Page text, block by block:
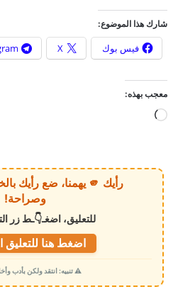
شارك هذا الموضوع:
فيس بوك X
معجب بهذه:
ي
م
ي
رأيك 🫵 يهمنا، ضع
وصراحة!
للتعليق، اضغـ👇ـط زر
اضغط هنا للتعليق
⚠️ تنبيه: انتقد ولكن بأدب